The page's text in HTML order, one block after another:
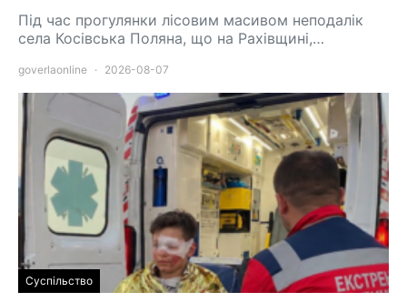
Під час прогулянки лісовим масивом неподалік
села Косівська Поляна, що на Рахівщині,…
goverlaonline 2026-08-07
Суспільство